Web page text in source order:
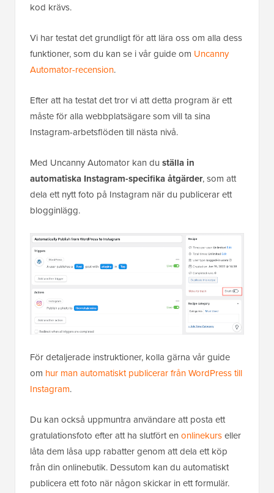
kod krävs.
Vi har testat det grundligt för att lära oss om alla dess
funktioner, som du kan se i vår guide om Uncanny
Automator-recension.
Efter att ha testat det tror vi att detta program är ett
måste för alla webbplatsägare som vill ta sina
Instagram-arbetsflöden till nästa nivå.
Med Uncanny Automator kan du ställa in
automatiska Instagram-specifika åtgärder, som att
dela ett nytt foto på Instagram när du publicerar ett
blogginlägg.
För detaljerade instruktioner, kolla gärna vår guide
om hur man automatiskt publicerar från WordPress till
Instagram.
Du kan också uppmuntra användare att posta ett
gratulationsfoto efter att ha slutfört en onlinekurseller
låta dem låsa upp rabatter genom att dela ett köp
från din onlinebutik. Dessutom kan du automatiskt
publicera ett foto när någon skickar in ett formulär.